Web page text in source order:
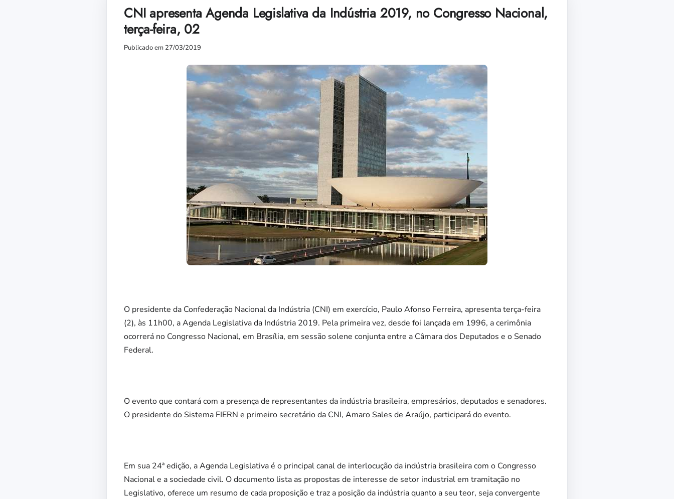
CNI apresenta Agenda Legislativa da Indústria 2019, no Congresso Nacional,
terça-feira, 02
Publicado em 27/03/2019
O presidente da Confederação Nacional da Indústria (CNI) em exercício, Paulo Afonso Ferreira, apresenta terça-feira
(2), às 11h00, a Agenda Legislativa da Indústria 2019. Pela primeira vez, desde foi lançada em 1996, a cerimônia
ocorrerá no Congresso Nacional, em Brasília, em sessão solene conjunta entre a Câmara dos Deputados e o Senado
Federal.
O evento que contará com a presença de representantes da indústria brasileira, empresários, deputados e senadores.
O presidente do Sistema FIERN e primeiro secretário da CNI, Amaro Sales de Araújo, participará do evento.
Em sua 24ª edição, a Agenda Legislativa é o principal canal de interlocução da indústria brasileira com o Congresso
Nacional e a sociedade civil. O documento lista as propostas de interesse de setor industrial em tramitação no
Legislativo, oferece um resumo de cada proposição e traz a posição da indústria quanto a seu teor, seja convergente